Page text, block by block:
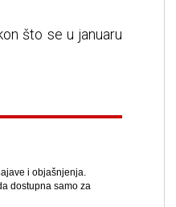
što se u januaru
i objašnjenja.
dostupna samo za